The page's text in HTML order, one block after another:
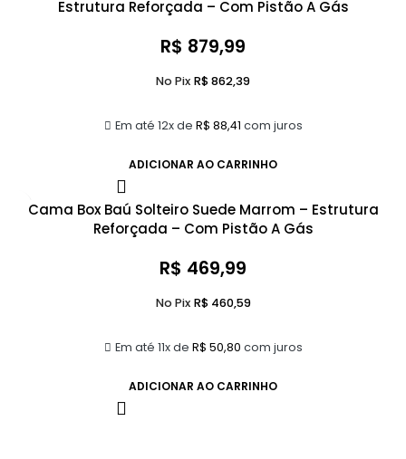
Estrutura Reforçada – Com Pistão A Gás
R$ 879,99
Em até 12x de R$ 88,41 com juros
No Pix R$862,39
ADICIONAR AO CARRINHO
Cama Box Baú Solteiro Suede Marrom – Estrutura
Reforçada – Com Pistão A Gás
R$ 469,99
Em até 11x de R$ 50,80 com juros
No Pix R$460,59
ADICIONAR AO CARRINHO